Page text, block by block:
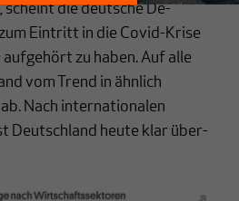
die deutsche De-
Eintritt in die Covid-Krise
zu haben. Auf alle
vom Trend in ähnlich
Nach internationalen
Deutschland heute klar über-